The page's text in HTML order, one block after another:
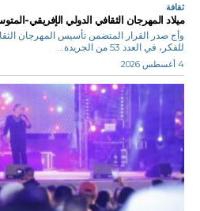
ثقافة
ميلاد المهرجان الثقافي الدولي الإفريقي-
وأج صدر القرار المتضمن تأسيس المهرجان
للفكر، في العدد 53 من الجريدة...
4 أغسطس 2026